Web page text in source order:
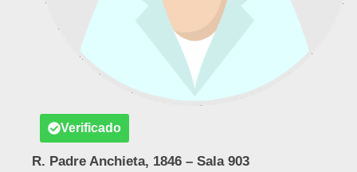
Verificado
R. Padre Anchieta, 1846 – Sala 903